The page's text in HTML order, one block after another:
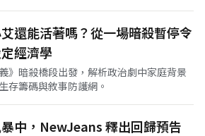
還能活著嗎？從一場暗殺暫停令
經濟學
》暗殺橋段出發，解析政治劇中家庭背景
存籌碼與敘事防護網。
中，NewJeans 釋出回歸預告